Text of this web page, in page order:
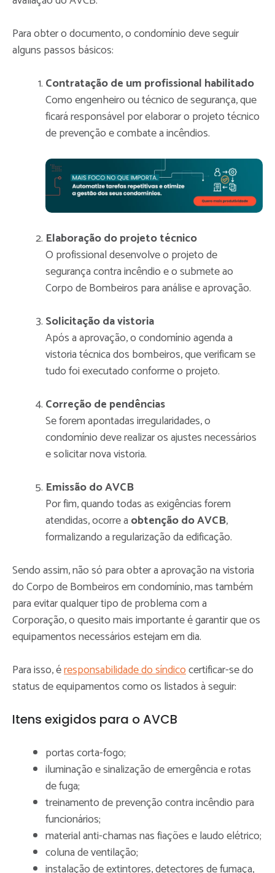
Para obter o documento, o condomínio deve seguir
alguns passos básicos:
Contratação de um profissional habilitado
Como engenheiro ou técnico de segurança, que
ficará responsável por elaborar o projeto técnico
de prevenção e combate a incêndios.
Elaboração do projeto técnico
O profissional desenvolve o projeto de
segurança contra incêndio e o submete ao
Corpo de Bombeiros para análise e aprovação.
Solicitação da vistoria
Após a aprovação, o condomínio agenda a
vistoria técnica dos bombeiros, que verificam se
tudo foi executado conforme o projeto.
Correção de pendências
Se forem apontadas irregularidades, o
condomínio deve realizar os ajustes necessários
e solicitar nova vistoria.
Emissão do AVCB
Por fim, quando todas as exigências forem
atendidas, ocorre a obtenção do AVCB,
formalizando a regularização da edificação.
Sendo assim, não só para obter a aprovação na vistoria
do Corpo de Bombeiros em condomínio, mas também
para evitar qualquer tipo de problema com a
Corporação, o quesito mais importante é garantir que os
equipamentos necessários estejam em dia.
Para isso, éresponsabilidade do síndicocertificar-se do
status de equipamentos como os listados à seguir:
Itens exigidos para o AVCB
portas corta-fogo;
iluminação e sinalização de emergência e rotas
de fuga;
treinamento de prevenção contra incêndio para
funcionários;
material anti-chamas nas fiações e laudo elétrico;
coluna de ventilação;